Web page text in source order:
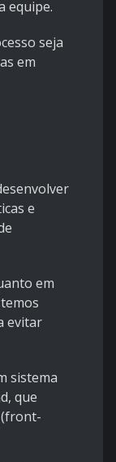
equipe.
seja
em
e
em
evitar
sistema
que